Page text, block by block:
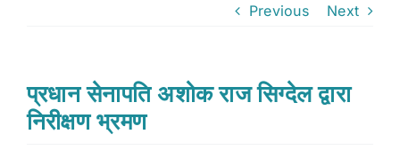
Stock market
Previous Next
प्रधान सेनापति अशोक राज सिग्देल द्वारा
निरीक्षण भ्रमण